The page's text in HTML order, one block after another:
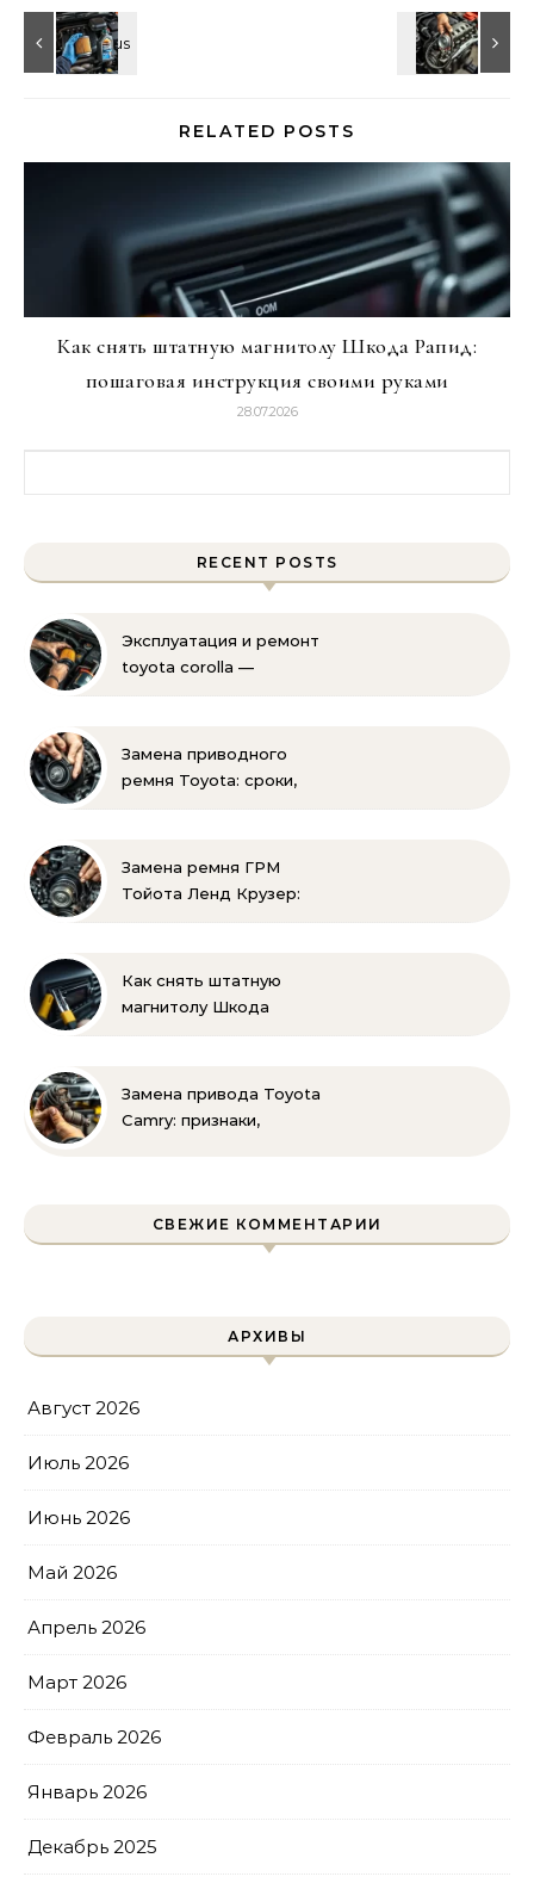
RELATED POSTS
Как снять штатную магнитолу Шкода Рапид:
пошаговая инструкция своими руками
28.07.2026
RECENT POSTS
Эксплуатация и ремонт
toyota corolla —
Замена приводного
ремня Toyota: сроки,
своими руками
Замена ремня ГРМ
Тойота Ленд Крузер:
Как снять штатную
магнитолу Шкода
руками
Замена привода Toyota
Camry: признаки,
СВЕЖИЕ КОММЕНТАРИИ
АРХИВЫ
Август 2026
Июль 2026
Июнь 2026
Май 2026
Апрель 2026
Март 2026
Февраль 2026
Январь 2026
Декабрь 2025